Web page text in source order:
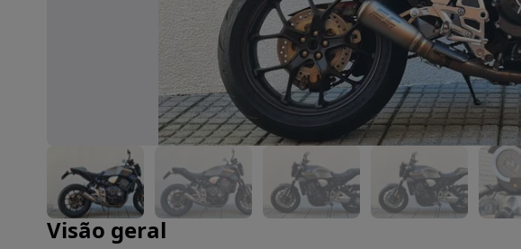
Imagem 1 de 49
Visão geral